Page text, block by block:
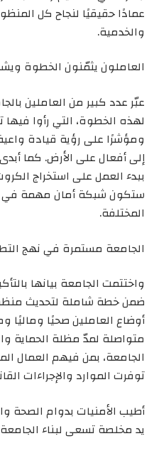
عمادًا حقيقيًا لنجاح كل
والخدمية.
العاملون يثمّنون الخطوة
عبّر عدد كبير من العاملين
لهذه الخطوة، التي رأوا فيها
ومؤشرًا على رؤية قيادة
إلى أفعال على الأرض. كما
ببدء العمل على استخراج
ستكون شبكة أمان مهمة في
المختلفة.
الجامعة مستمرة في نهج
واختتمت الجامعة بيانها
ضمن خطة شاملة لتحديث
أوضاع العاملين صحيًا وماليًا
متواصلة لمدّ مظلة الحماية
الجامعة، بمن فيهم العمال
توفرت الموارد والإجراءات
أطيب الأمنيات بدوام الصحة
يد مخلصة تسعى لبناء